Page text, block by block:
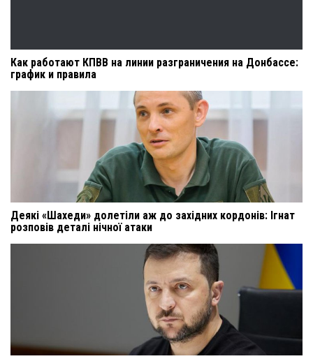
Как работают КПВВ на линии разграничения на Донбассе:
график и правила
Деякі «Шахеди» долетіли аж до західних кордонів: Ігнат
розповів деталі нічної атаки